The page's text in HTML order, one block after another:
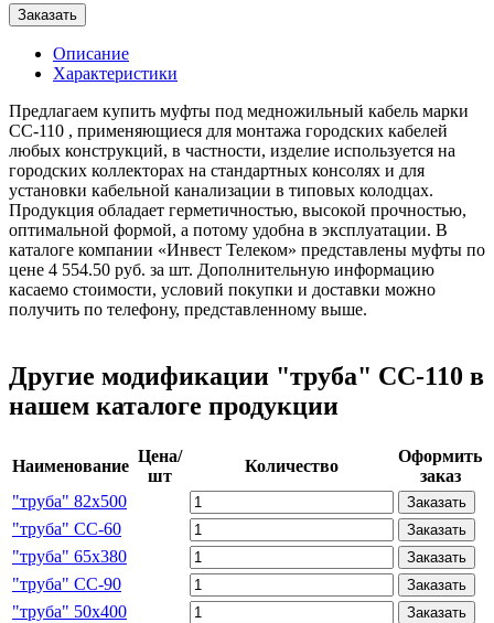
Заказать
Описание
Характеристики
Предлагаем купить муфты под медножильный кабель марки
СС-110 , применяющиеся для монтажа городских кабелей
любых конструкций, в частности, изделие используется на
городских коллекторах на стандартных консолях и для
установки кабельной канализации в типовых колодцах.
Продукция обладает герметичностью, высокой прочностью,
оптимальной формой, а потому удобна в эксплуатации. В
каталоге компании «Инвест Телеком» представлены муфты по
цене 4 554.50 руб. за шт. Дополнительную информацию
касаемо стоимости, условий покупки и доставки можно
получить по телефону, представленному выше.
Другие модификации "труба" СС-110 в
нашем каталоге продукции
Наименование
Цена/
шт
Количество
Оформить
заказ
"труба" 82х500
Заказать
"труба" СС-60 Заказать
"труба" 65х380 Заказать
"труба" СС-90 Заказать
"труба" 50х400 Заказать